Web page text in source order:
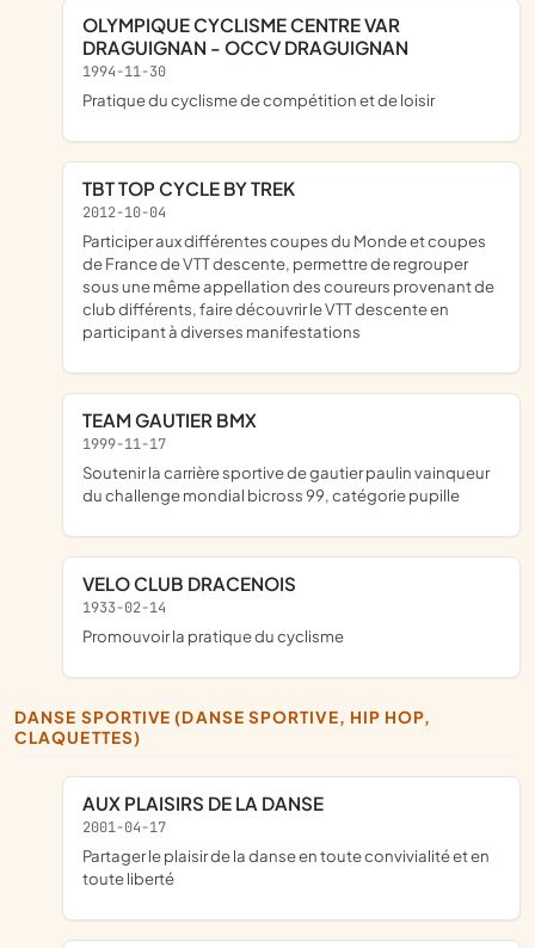
OLYMPIQUE CYCLISME CENTRE VAR
DRAGUIGNAN - OCCV DRAGUIGNAN
1994-11-30
pratique du cyclisme de compétition et de loisir
TBT TOP CYCLE BY TREK
2012-10-04
participer aux différentes coupes du Monde et coupes
de France de VTT descente, permettre de regrouper
sous une même appellation des coureurs provenant de
club différents, faire découvrir le VTT descente en
participant à diverses manifestations
TEAM GAUTIER BMX
1999-11-17
soutenir la carrière sportive de gautier paulin vainqueur
du challenge mondial bicross 99, catégorie pupille
VELO CLUB DRACENOIS
1933-02-14
promouvoir la pratique du cyclisme
DANSE SPORTIVE (DANSE SPORTIVE, HIP HOP,
CLAQUETTES)
AUX PLAISIRS DE LA DANSE
2001-04-17
Partager le plaisir de la danse en toute convivialité et en
toute liberté